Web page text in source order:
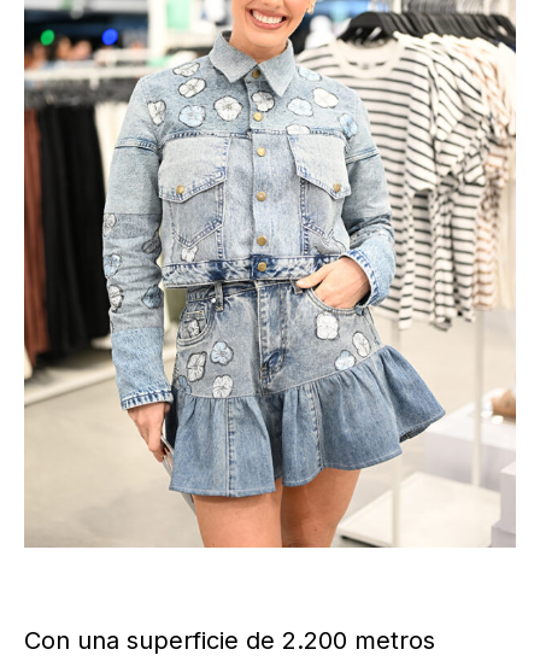
Con una superficie de 2.200 metros